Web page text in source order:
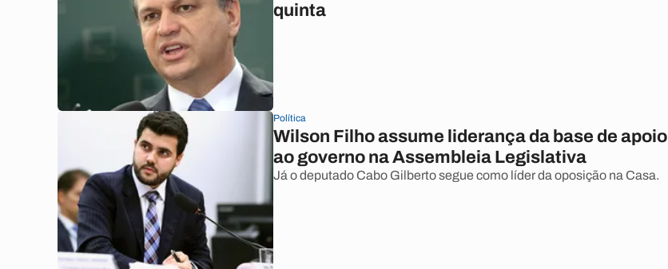
quinta
Política
Wilson Filho assume liderança da base de apoio
ao governo na Assembleia Legislativa
Já o deputado Cabo Gilberto segue como líder da oposição na Casa.